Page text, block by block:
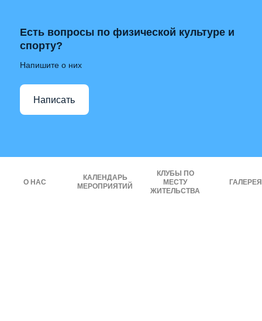
Есть вопросы по физической культуре и
спорту?
Напишите о них
Написать
О НАС
КАЛЕНДАРЬ
МЕРОПРИЯТИЙ
КЛУБЫ ПО
МЕСТУ
ЖИТЕЛЬСТВА
ГАЛЕРЕЯ